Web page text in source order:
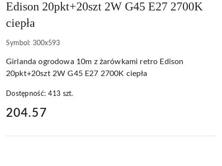
Edison 20pkt+20szt 2W G45 E27 2700K
ciepła
Symbol: 300x593
Girlanda ogrodowa 10m z żarówkami retro Edison
20pkt+20szt 2W G45 E27 2700K ciepła
Dostępność:413 szt.
cena:
204.57